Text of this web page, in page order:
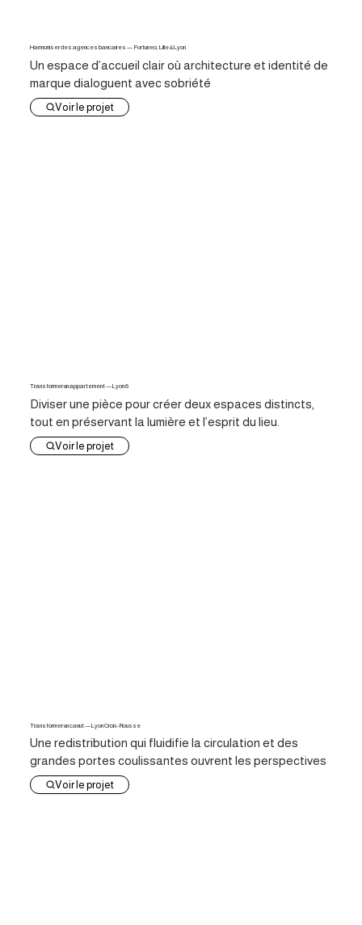
Harmoniser des agences bancaires — Fortuneo, Lille & Lyon
Un espace d’accueil clair où architecture et identité de
marque dialoguent avec sobriété
Voir le projet
Transformer un appartement — Lyon 6
Diviser une pièce pour créer deux espaces distincts,
tout en préservant la lumière et l’esprit du lieu.
Voir le projet
Transformer un canut — Lyon Croix-Rousse
Une redistribution qui fluidifie la circulation et des
grandes portes coulissantes ouvrent les perspectives
Voir le projet